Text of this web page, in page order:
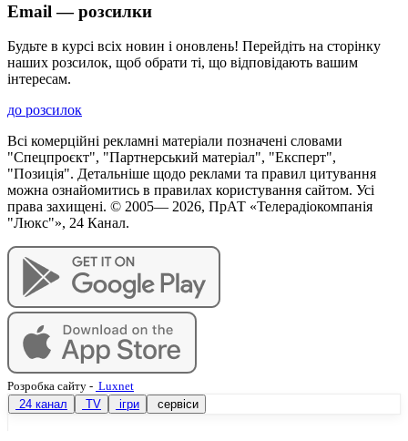
Email — розсилки
Будьте в курсі всіх новин і оновлень! Перейдіть на сторінку
наших розсилок, щоб обрати ті, що відповідають вашим
інтересам.
до розсилок
Всі комерційні рекламні матеріали позначені словами
"Спецпроєкт", "Партнерський матеріал", "Експерт",
"Позиція". Детальніше щодо реклами та правил цитування
можна ознайомитись в правилах користування сайтом. Усі
права захищені. © 2005— 2026, ПрАТ «Телерадіокомпанія
"Люкс"», 24 Канал.
Розробка сайту - Luxnet
24 канал
TV ігри сервіси